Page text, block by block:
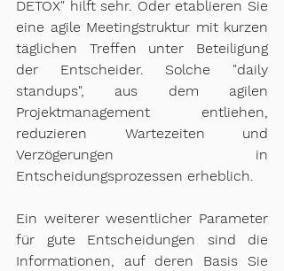
DETOX" hilft sehr. Oder etablieren Sie
eine agile Meetingstruktur mit kurzen
täglichen Treffen unter Beteiligung
der Entscheider. Solche "daily
standups", aus dem agilen
Projektmanagement entliehen,
reduzieren Wartezeiten und
Verzögerungen in
Entscheidungsprozessen erheblich.
Ein weiterer wesentlicher Parameter
für gute Entscheidungen sind die
Informationen, auf deren Basis Sie